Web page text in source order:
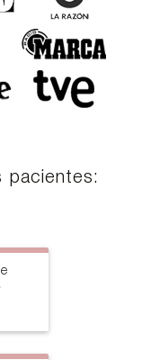
pacientes: